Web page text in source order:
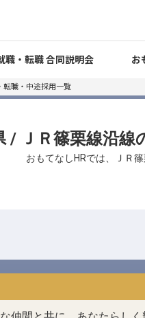
職・転職 合同説明会 お
転職・中途採用一覧
/ ＪＲ篠栗線沿線
おもてなしHRでは、ＪＲ